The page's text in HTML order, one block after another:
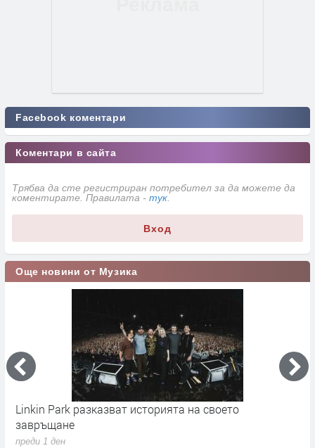
Facebook коментари
Коментари в сайта
Трябва да сте регистриран потребител за да можете да
коментирате. Правилата - тук
Вход
Още новини от Музика
Linkin Park разказват историята на своето
завръщане
преди 1 ден